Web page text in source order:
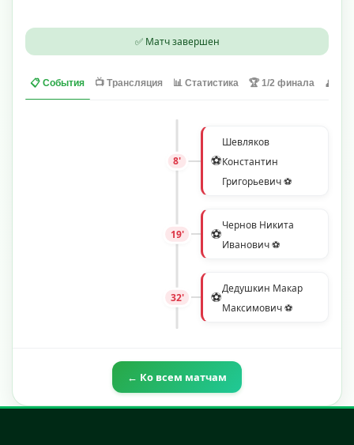
✅ Матч завершен
📋 События 📺 Трансляция 📊 Статистика 🏆 1/2 финала 👤
⚽
Шевляков
Константин
Григорьевич ⚽
8'
⚽Чернов Никита
Иванович ⚽
19'
⚽Дедушкин Макар
Максимович ⚽
32'
← Ко всем матчам